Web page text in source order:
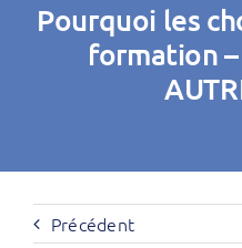
Publiez
Pourquoi les
formation –
Précédent